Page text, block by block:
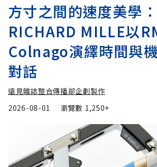
方寸之間的速度美學：
RICHARD MILLE以
Colnago演繹時間與
對話
遠見雜誌整合傳播部企劃製作
2026-08-01
瀏覽數 1,250+